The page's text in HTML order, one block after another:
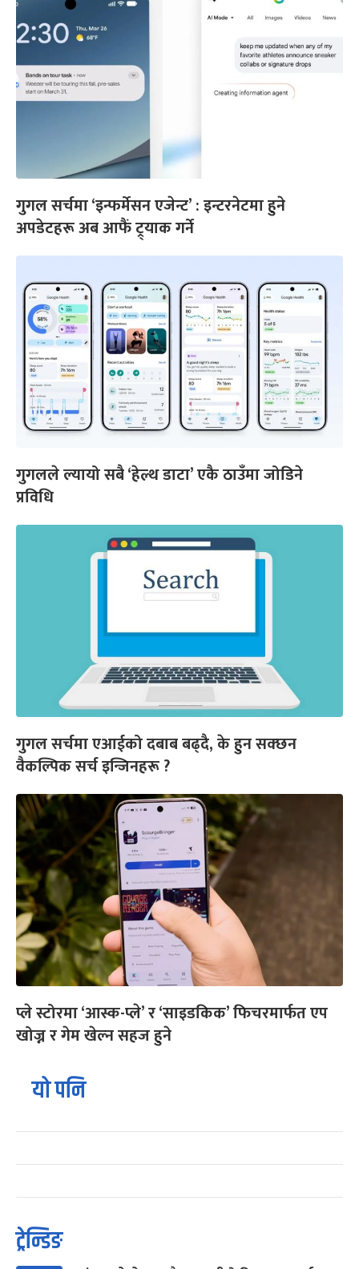
गुगल सर्चमा ‘इन्फर्मेसन एजेन्ट’ : इन्टरनेटमा हुने
अपडेटहरू अब आफैं ट्र्याक गर्ने
गुगलले ल्यायो सबै ‘हेल्थ डाटा’ एकै ठाउँमा जोडिने
प्रविधि
गुगल सर्चमा एआईको दबाब बढ्दै, के हुन सक्छन
वैकल्पिक सर्च इन्जिनहरू ?
प्ले स्टोरमा ‘आस्क-प्ले’ र ‘साइडकिक’ फिचरमार्फत एप
खोज्न र गेम खेल्न सहज हुने
यो पनि
ट्रेन्डिङ